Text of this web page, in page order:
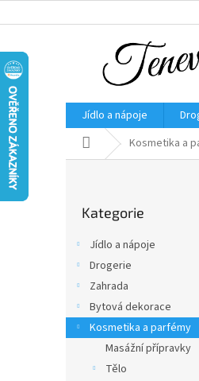
na
Jídlo a nápoje
Domů Kosmetika a
a
kategorie
Kategorie
Jídlo a nápoje
Drogerie
Zahrada
Bytová dekorace
Kosmetika a parfémy
Masážní přípravky
Tělo